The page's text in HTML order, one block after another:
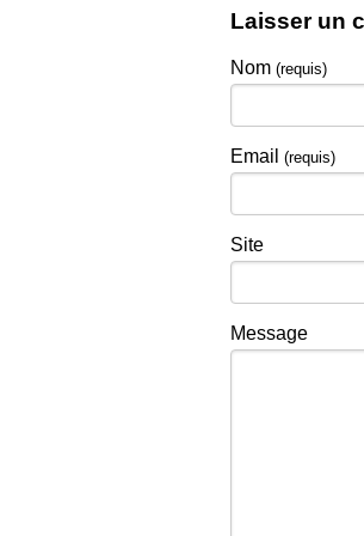
Laisser un
Nom (requis)
Email (requis)
Site
Message